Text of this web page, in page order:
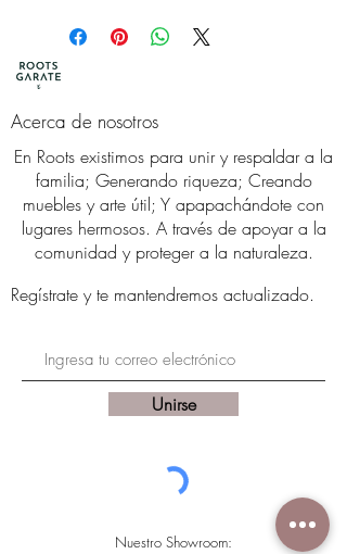
180 cm de largo.
Medidas 2:
150 cm de largo.
45 cm de ancho.
*Si requieres alguna otra
medidad, contáctanos para recibir
una cotización.
artesanos.
Acerca de nosotros
En Roots existimos para unir y respaldar a la
familia; Generando riqueza; Creando
muebles y arte útil; Y apapachándote con
lugares hermosos. A través de apoyar a la
comunidad y proteger a la naturaleza.
Regístrate y te mantendremos actualizado.
Unirse
Nuestro Showroom: